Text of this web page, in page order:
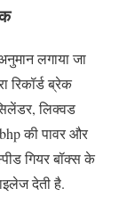
लगाया जा
रिकॉर्ड ब्रेक
लिक्वड
की पावर और
गियर बॉक्स के
देती है.